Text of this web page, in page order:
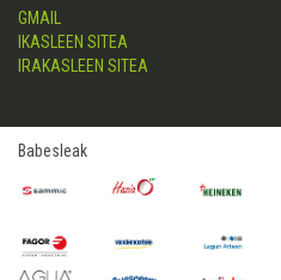
GMAIL
IKASLEEN SITEA
IRAKASLEEN SITEA
Babesleak